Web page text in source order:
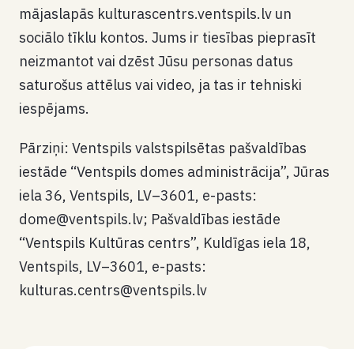
mājaslapās kulturascentrs.ventspils.lv un
sociālo tīklu kontos. Jums ir tiesības pieprasīt
neizmantot vai dzēst Jūsu personas datus
saturošus attēlus vai video, ja tas ir tehniski
iespējams.
Pārziņi: Ventspils valstspilsētas pašvaldības
iestāde “Ventspils domes administrācija”, Jūras
iela 36, Ventspils, LV–3601, e-pasts:
dome@ventspils.lv; Pašvaldības iestāde
“Ventspils Kultūras centrs”, Kuldīgas iela 18,
Ventspils, LV–3601, e-pasts:
kulturas.centrs@ventspils.lv